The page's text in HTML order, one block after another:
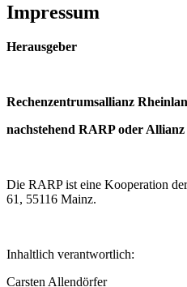
Impressum
Herausgeber
Rechenzentrumsallianz
nachstehend RARP oder
Die RARP ist eine Kooperation
61, 55116 Mainz.
Inhaltlich verantwortlich:
Carsten Allendörfer